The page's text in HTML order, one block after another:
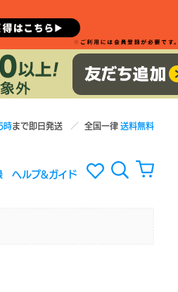
時まで即日発送 全国一律送料無料
ヘルプ&ガイド